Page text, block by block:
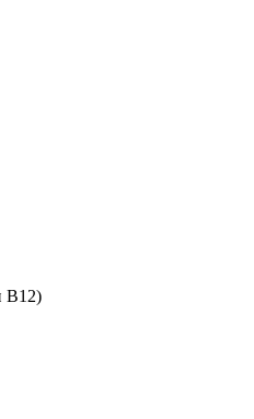
В12)